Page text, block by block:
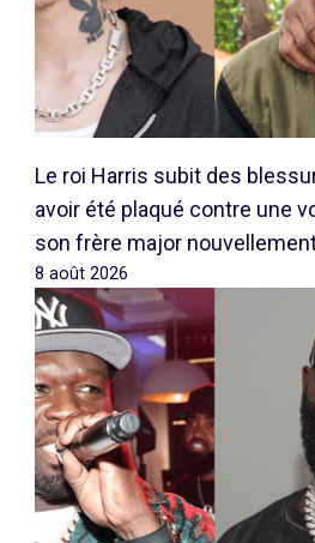
Le roi Harris subit des
avoir été plaqué contre une
son frère major
8 août 2026